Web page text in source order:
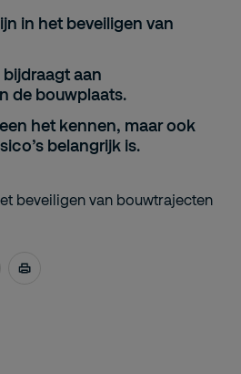
in het beveiligen van
aan
de bouwplaats.
het kennen, maar ook
belangrijk is.